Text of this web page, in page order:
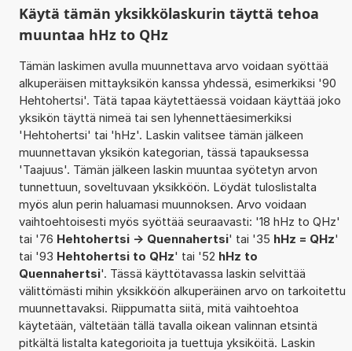
Käytä tämän yksikkölaskurin täyttä tehoa
muuntaa hHz to QHz
Tämän laskimen avulla muunnettava arvo voidaan syöttää
alkuperäisen mittayksikön kanssa yhdessä, esimerkiksi '90
Hehtohertsi'. Tätä tapaa käytettäessä voidaan käyttää joko
yksikön täyttä nimeä tai sen lyhennettäesimerkiksi
'Hehtohertsi' tai 'hHz'. Laskin valitsee tämän jälkeen
muunnettavan yksikön kategorian, tässä tapauksessa
'Taajuus'. Tämän jälkeen laskin muuntaa syötetyn arvon
tunnettuun, soveltuvaan yksikköön. Löydät tuloslistalta
myös alun perin haluamasi muunnoksen. Arvo voidaan
vaihtoehtoisesti myös syöttää seuraavasti: '18 hHz to QHz'
tai '76 Hehtohertsi -> Quennahertsi' tai '35 hHz = QHz'
tai '93 Hehtohertsi to QHz' tai '52 hHz to
Quennahertsi'. Tässä käyttötavassa laskin selvittää
välittömästi mihin yksikköön alkuperäinen arvo on tarkoitettu
muunnettavaksi. Riippumatta siitä, mitä vaihtoehtoa
käytetään, vältetään tällä tavalla oikean valinnan etsintä
pitkältä listalta kategorioita ja tuettuja yksiköitä. Laskin